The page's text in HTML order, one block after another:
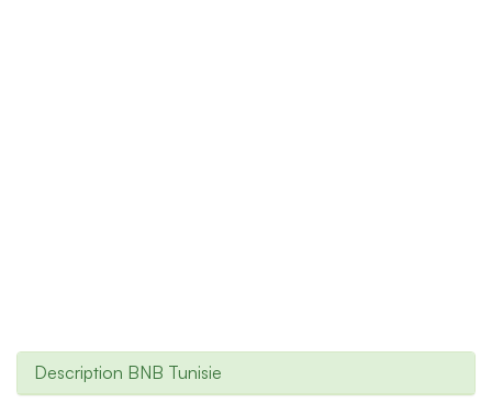
Description BNB Tunisie